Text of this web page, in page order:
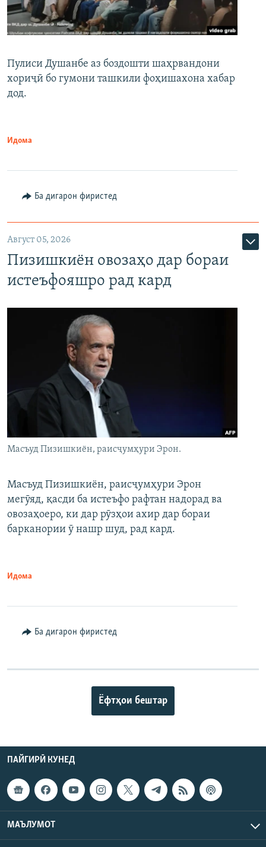
Пулиси Душанбе аз боздошти шаҳрвандони
хориҷӣ бо гумони ташкили фоҳишахона хабар
дод.
Идома
Ба дигарон фиристед
Август 05, 2026
Пизишкиён овозаҳо дар бораи
истеъфояшро рад кард
Масъуд Пизишкиён, раисҷумҳури Эрон.
Масъуд Пизишкиён, раисҷумҳури Эрон
мегӯяд, қасди ба истеъфо рафтан надорад ва
овозаҳоеро, ки дар рӯзҳои ахир дар бораи
барканории ӯ нашр шуд, рад кард.
Идома
Ба дигарон фиристед
Ёфтҳои бештар
ПАЙГИРӢ КУНЕД
МАЪЛУМОТ